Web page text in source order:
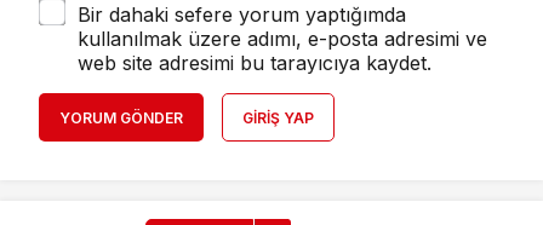
Bir dahaki sefere yorum yaptığımda
kullanılmak üzere adımı, e-posta adresimi ve
web site adresimi bu tarayıcıya kaydet.
YORUM GÖNDER GIRIŞ YAP